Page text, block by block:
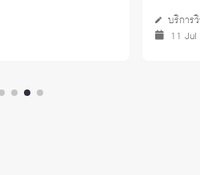
บริการ
11